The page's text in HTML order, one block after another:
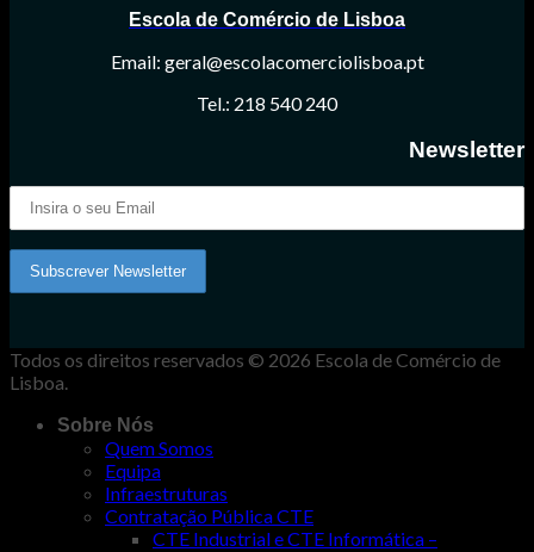
Escola de Comércio de Lisboa
Email: geral@escolacomerciolisboa.pt
Tel.: 218 540 240
Newsletter
Todos os direitos reservados © 2026 Escola de Comércio de
Lisboa.
Sobre Nós
Quem Somos
Equipa
Infraestruturas
Contratação Pública CTE
CTE Industrial e CTE Informática –